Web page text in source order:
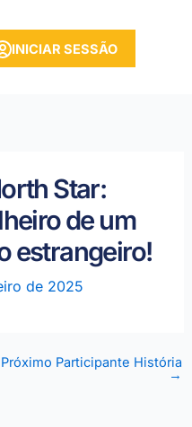
INICIAR SESSÃO
Star:
de um
estrangeiro!
de 2025
Próximo Participante História
→